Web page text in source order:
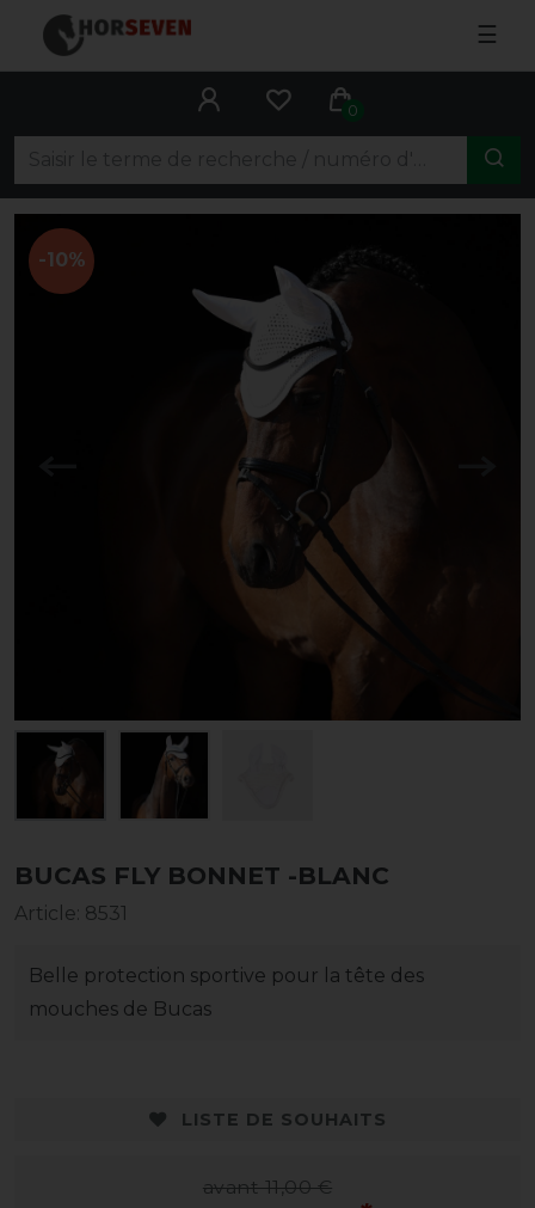
☰
0
-10%
BUCAS FLY BONNET -BLANC
Article: 8531
Belle protection sportive pour la tête des
mouches de Bucas
LISTE DE SOUHAITS
avant 11,00 €